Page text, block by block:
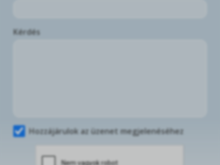
Kérdés
Hozzájárulok az üzenet megjelenéséhez